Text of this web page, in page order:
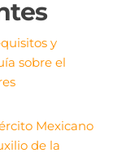
y
sobre el
Mexicano
de la